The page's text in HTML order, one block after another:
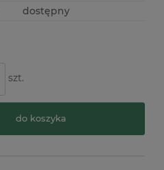
dostępny
szt.
do koszyka